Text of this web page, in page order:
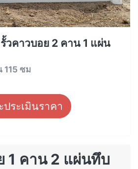
วคาวบอย 2 คาน 1 แผ่น
115 ซม
ระเมินราคา
1 คาน 2 แผ่นทึบ